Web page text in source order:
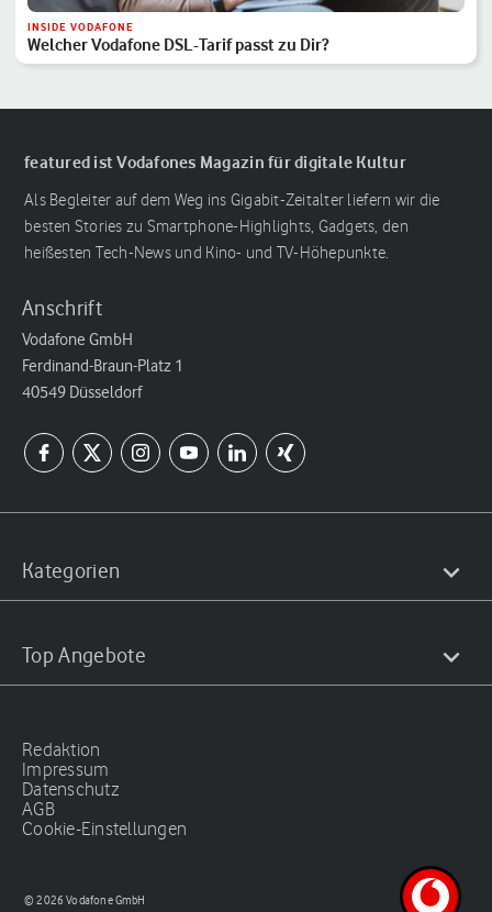
INSIDE VODAFONE
Welcher Vodafone DSL-Tarif passt zu Dir?
featured ist Vodafones Magazin für digitale Kultur
Als Begleiter auf dem Weg ins Gigabit-Zeitalter liefern wir die
besten Stories zu Smartphone-Highlights, Gadgets, den
heißesten Tech-News und Kino- und TV-Höhepunkte.
Anschrift
Vodafone GmbH
Ferdinand-Braun-Platz 1
40549 Düsseldorf
Kategorien
Top Angebote
Redaktion
Impressum
Datenschutz
AGB
Cookie-Einstellungen
© 2026 Vodafone GmbH